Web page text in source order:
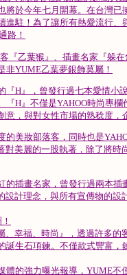
將於今年七月開幕。在台灣
進駐！為了讓所有熱愛流行
路！
『乙葉猴』、插畫名家『躲
非YUME乙葉夢銀飾莫屬！
『H』，曾發行過七本愛情小
『H』不僅是YAHOO時尚專
意，與對女性市場的熟稔度
的美妝部落客，同時也是
對美麗的一股執著，除了將
的插畫名家，曾發行過兩本
設計理念，與所有宣傳物的
、幸福、時尚』，透過許多
誕生石項鍊。不僅款式豐富
體的強力曝光報導，YUME